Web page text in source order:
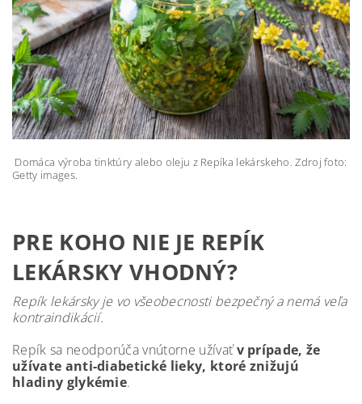
Domáca výroba tinktúry alebo oleju z Repíka lekárskeho. Zdroj foto:
Getty images.
PRE KOHO NIE JE REPÍK
LEKÁRSKY VHODNÝ?
Repík lekársky je vo všeobecnosti bezpečný a nemá veľa
kontraindikácií.
Repík sa neodporúča vnútorne užívaťv prípade, že
užívate anti-diabetické lieky, ktoré znižujú
hladiny glykémie.